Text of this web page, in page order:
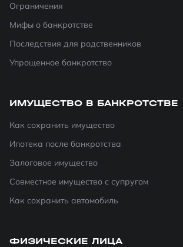
Ограничения
Мифы о банкротстве
Последствия для родственников
Упрощенное банкротство
ИМУЩЕСТВО В БАНКРОТСТВЕ
Как сохранить имущество
Ипотека после банкротства
Залоговое имущество
Совместное имущество с супругом
Как сохранить автомобиль
ФИЗИЧЕСКИЕ ЛИЦА